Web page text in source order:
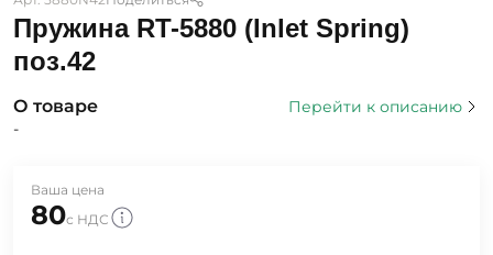
Пружина RT-5880 (Inlet Spring)
поз.42
О товаре
Перейти к описанию
-
Ваша цена
80с НДС